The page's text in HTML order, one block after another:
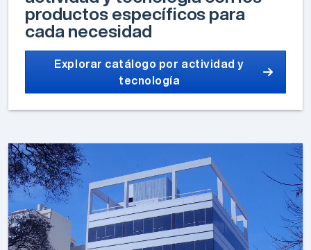
productos específicos para
cada necesidad
Explorar catálogo por actividad y
tecnología